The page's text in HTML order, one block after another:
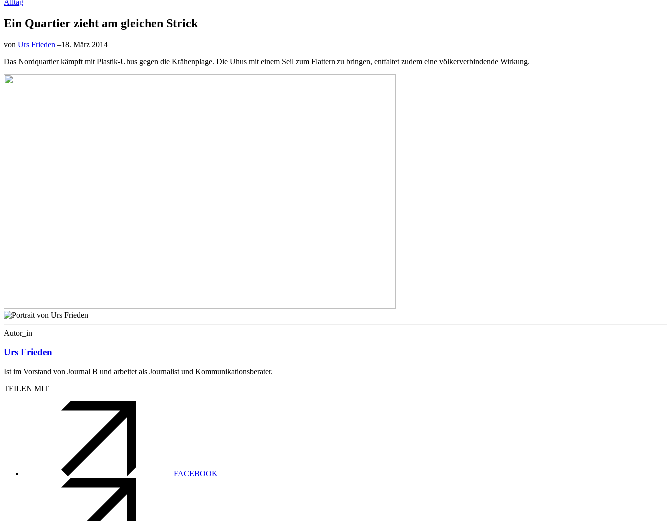
Alltag
Ein Quartier zieht am gleichen Strick
von Urs Frieden –18. März 2014
Das Nordquartier kämpft mit Plastik-Uhus gegen die Krähenplage. Die Uhus mit einem Seil zum Flattern zu bringen, entfaltet zudem eine völkerverbindende Wirkung.
Autor_in
Urs Frieden
Ist im Vorstand von Journal B und arbeitet als Journalist und Kommunikationsberater.
TEILEN MIT
FACEBOOK